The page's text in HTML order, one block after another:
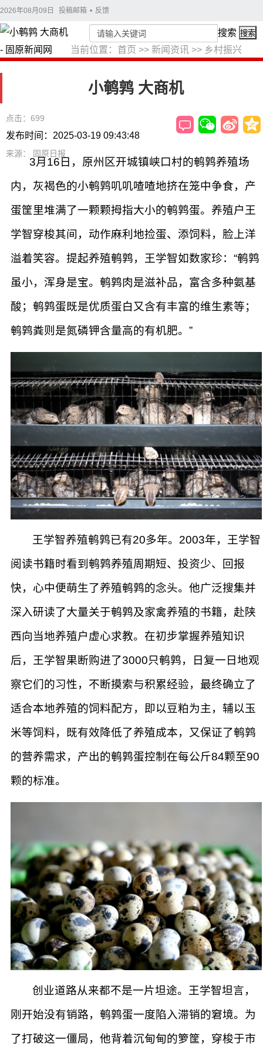
2026年08月09日 投稿邮箱 • 反馈
当前位置： 首页 >> 新闻资讯 >> 乡村振兴
搜索 搜索
小鹌鹑 大商机
点击：699
发布时间：2025-03-19 09:43:48
来源： 固原日报
3月16日，原州区开城镇峡口村的鹌鹑养殖场
内，灰褐色的小鹌鹑叽叽喳喳地挤在笼中争食，产
蛋筐里堆满了一颗颗拇指大小的鹌鹑蛋。养殖户王
学智穿梭其间，动作麻利地捡蛋、添饲料，脸上洋
溢着笑容。提起养殖鹌鹑，王学智如数家珍：“鹌鹑
虽小，浑身是宝。鹌鹑肉是滋补品，富含多种氨基
酸；鹌鹑蛋既是优质蛋白又含有丰富的维生素等；
鹌鹑粪则是氮磷钾含量高的有机肥。”
王学智养殖鹌鹑已有20多年。2003年，王学智
阅读书籍时看到鹌鹑养殖周期短、投资少、回报
快，心中便萌生了养殖鹌鹑的念头。他广泛搜集并
深入研读了大量关于鹌鹑及家禽养殖的书籍，赴陕
西向当地养殖户虚心求教。在初步掌握养殖知识
后，王学智果断购进了3000只鹌鹑，日复一日地观
察它们的习性，不断摸索与积累经验，最终确立了
适合本地养殖的饲料配方，即以豆粕为主，辅以玉
米等饲料，既有效降低了养殖成本，又保证了鹌鹑
的营养需求，产出的鹌鹑蛋控制在每公斤84颗至90
颗的标准。
创业道路从来都不是一片坦途。王学智坦言，
刚开始没有销路，鹌鹑蛋一度陷入滞销的窘境。为
了打破这一僵局，他背着沉甸甸的箩筐，穿梭于市